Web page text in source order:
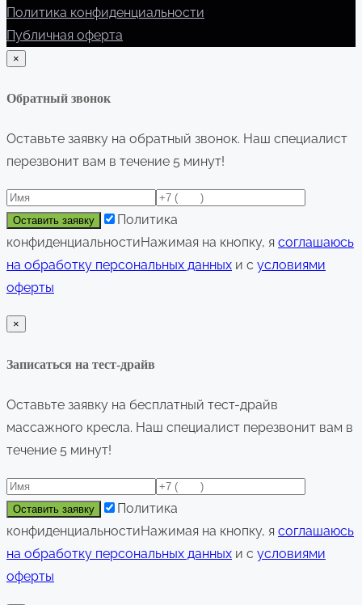
Политика конфиденциальности
Публичная оферта
×
Обратный звонок
Оставьте заявку на обратный звонок. Наш специалист
перезвонит вам в течение 5 минут!
Политика
конфиденциальностиНажимая на кнопку, я соглашаюсь
на обработку персональных данных и с условиями
оферты
×
Записаться на тест-драйв
Оставьте заявку на бесплатный тест-драйв
массажного кресла. Наш специалист перезвонит вам в
течение 5 минут!
Политика
конфиденциальностиНажимая на кнопку, я соглашаюсь
на обработку персональных данных и с условиями
оферты